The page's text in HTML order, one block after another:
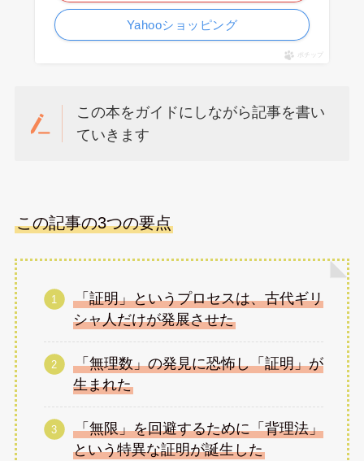
Yahooショッピング
ポチップ
この本をガイドにしながら記事を書い
ていきます
この記事の3つの要点
「証明」というプロセスは、古代ギリ
シャ人だけが発展させた
「無理数」の発見に恐怖し「証明」が
生まれた
「無限」を回避するために「背理法」
という特異な証明が誕生した